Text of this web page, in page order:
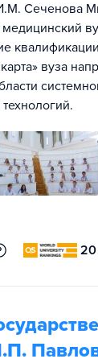
Сеченова
вуза
20